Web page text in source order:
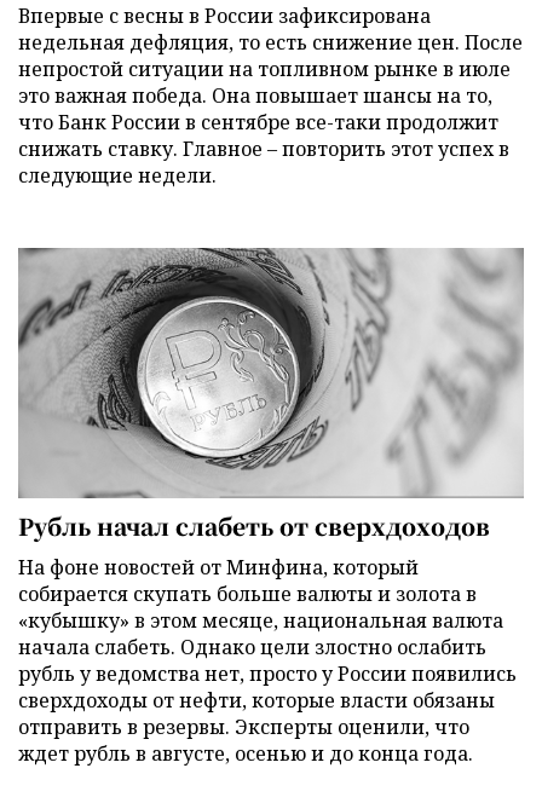
Впервые с весны в России зафиксирована
недельная дефляция, то есть снижение цен. После
непростой ситуации на топливном рынке в июле
это важная победа. Она повышает шансы на то,
что Банк России в сентябре все-таки продолжит
снижать ставку. Главное – повторить этот успех в
следующие недели.
Рубль начал слабеть от сверхдоходов
На фоне новостей от Минфина, который
собирается скупать больше валюты и золота в
«кубышку» в этом месяце, национальная валюта
начала слабеть. Однако цели злостно ослабить
рубль у ведомства нет, просто у России появились
сверхдоходы от нефти, которые власти обязаны
отправить в резервы. Эксперты оценили, что
ждет рубль в августе, осенью и до конца года.